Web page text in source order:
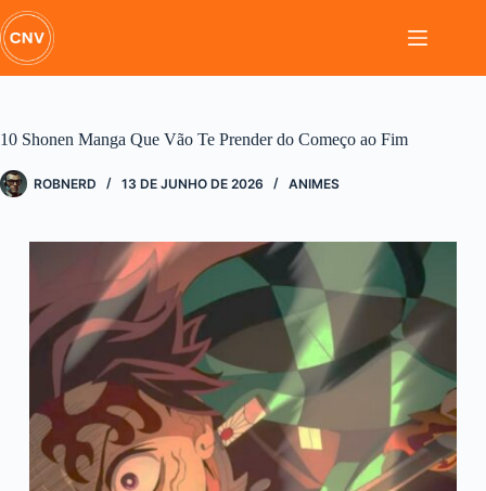
Pular
para
o
conteúdo
10 Shonen Manga Que Vão Te Prender do Começo ao Fim
ROBNERD 13 DE JUNHO DE 2026 ANIMES